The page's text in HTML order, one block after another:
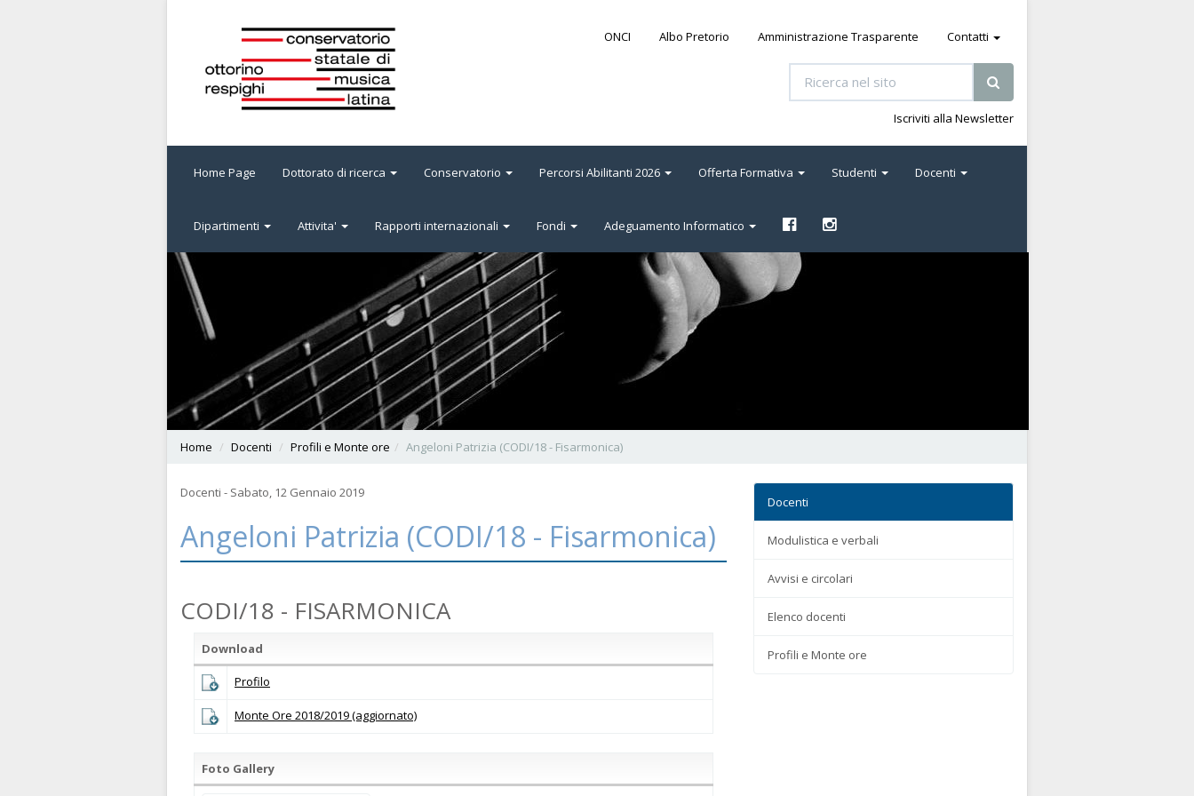
ONCI Albo Pretorio Amministrazione Trasparente Contatti
Iscriviti alla Newsletter
Home Page Dottorato di ricerca Conservatorio Percorsi Abilitanti 2026 Offerta Formativa Studenti Docenti
Dipartimenti Attivita' Rapporti internazionali Fondi Adeguamento Informatico
Home Docenti Profili e Monte ore Angeloni Patrizia (CODI/18 - Fisarmonica)
Docenti - Sabato, 12 Gennaio 2019
Angeloni Patrizia (CODI/18 - Fisarmonica)
CODI/18 - FISARMONICA
Download
Profilo
Monte Ore 2018/2019 (aggiornato)
Foto Gallery
Docenti
Modulistica e verbali
Avvisi e circolari
Elenco docenti
Profili e Monte ore